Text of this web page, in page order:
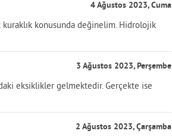
4 Ağustos 2023, Cuma
kuraklık konusunda değinelim. Hidrolojik
3 Ağustos 2023, Perşembe
eksiklikler gelmektedir. Gerçekte ise
2 Ağustos 2023, Çarşamba